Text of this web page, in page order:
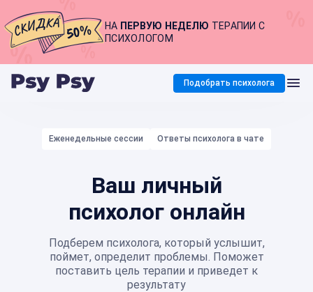
НА ПЕРВУЮ НЕДЕЛЮ ТЕРАПИИ С
ПСИХОЛОГОМ
Подобрать психолога
Еженедельные сессии Ответы психолога в чате
Ваш личный
психолог онлайн
Подберем психолога, который услышит,
поймет, определит проблемы. Поможет
поставить цель терапии и приведет к
результату